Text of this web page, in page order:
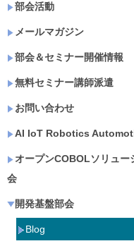
部会活動
メールマガジン
部会＆セミナー開催情報
無料セミナー講師派遣
お問い合わせ
AI IoT Robotics
オープンCOBOLソリュー
会
開発基盤部会
Blog